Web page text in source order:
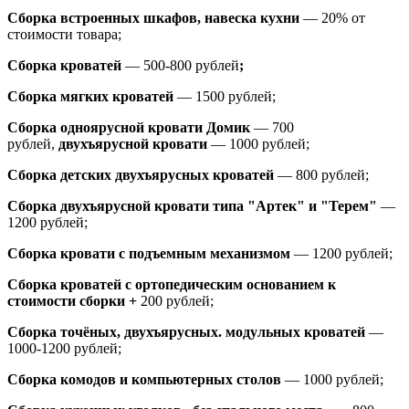
Сборка встроенных шкафов, навеска кухни — 20% от
стоимости товара;
Сборка кроватей — 500-800 рублей;
Сборка мягких кроватей — 1500 рублей;
Сборка одноярусной кровати Домик — 700
рублей, двухъярусной кровати — 1000 рублей;
Сборка детских двухъярусных кроватей — 800 рублей;
Сборка двухъярусной кровати типа "Артек" и "Терем" —
1200 рублей;
Сборка кровати с подъемным механизмом — 1200 рублей;
Сборка кроватей с ортопедическим основанием к
стоимости сборки + 200 рублей;
Сборка точёных, двухъярусных. модульных кроватей —
1000-1200 рублей;
Сборка комодов и компьютерных столов — 1000 рублей;